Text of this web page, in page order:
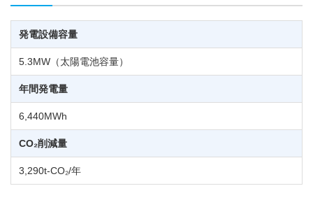
発電設備容量
5.3MW（太陽電池容量）
年間発電量
6,440MWh
CO₂削減量
3,290t-CO₂/年